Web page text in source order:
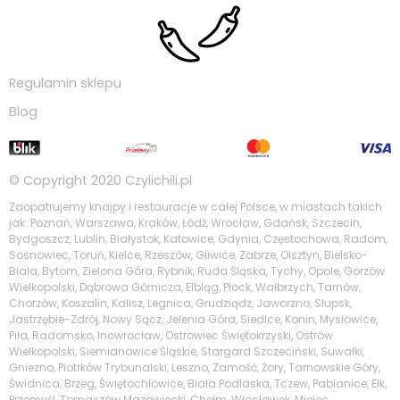
Regulamin sklepu
Blog
© Copyright 2020 Czylichili.pl
Zaopatrujemy knajpy i restauracje w całej Polsce, w miastach takich
jak: Poznań, Warszawa, Kraków, Łódź, Wrocław, Gdańsk, Szczecin,
Bydgoszcz, Lublin, Białystok, Katowice, Gdynia, Częstochowa, Radom,
Sosnowiec, Toruń, Kielce, Rzeszów, Gliwice, Zabrze, Olsztyn, Bielsko-
Biała, Bytom, Zielona Góra, Rybnik, Ruda Śląska, Tychy, Opole, Gorzów
Wielkopolski, Dąbrowa Górnicza, Elbląg, Płock, Wałbrzych, Tarnów,
Chorzów, Koszalin, Kalisz, Legnica, Grudziądz, Jaworzno, Słupsk,
Jastrzębie-Zdrój, Nowy Sącz, Jelenia Góra, Siedlce, Konin, Mysłowice,
Piła, Radomsko, Inowrocław, Ostrowiec Świętokrzyski, Ostrów
Wielkopolski, Siemianowice Śląskie, Stargard Szczeciński, Suwałki,
Gniezno, Piotrków Trybunalski, Leszno, Zamość, Żory, Tarnowskie Góry,
Świdnica, Brzeg, Świętochłowice, Biała Podlaska, Tczew, Pabianice, Ełk,